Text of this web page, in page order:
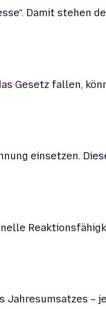
Damit stehen
Gesetz fallen,
einsetzen.
Jahresumsatzes –